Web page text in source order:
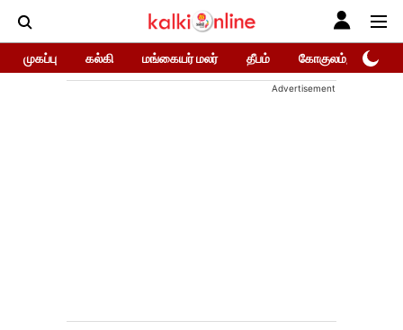
முகப்பு கல்கி மங்கையர் மலர் தீபம் கோகுலம்/
Advertisement